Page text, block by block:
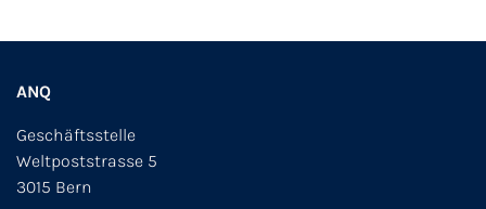
ANQ
Geschäftsstelle
Weltpoststrasse 5
3015 Bern